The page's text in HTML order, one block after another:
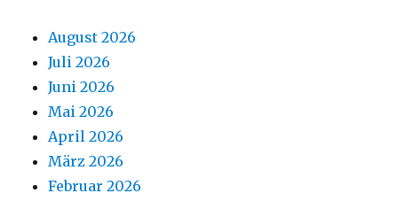
August 2026
Juli 2026
Juni 2026
Mai 2026
April 2026
März 2026
Februar 2026